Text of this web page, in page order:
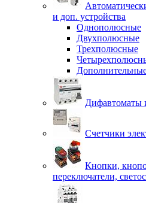
и доп. устройства
Однополюсные
Двухполюсные
Трехполюсные
Дифавтоматы
Счетчики
Кнопки,
переключатели,